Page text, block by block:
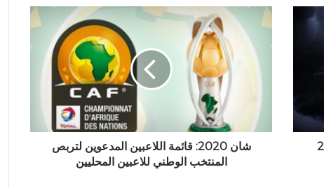
شان 2020: قائمة اللاعبين المدعوين لتربص
المنتخب الوطني للاعبين المحليين